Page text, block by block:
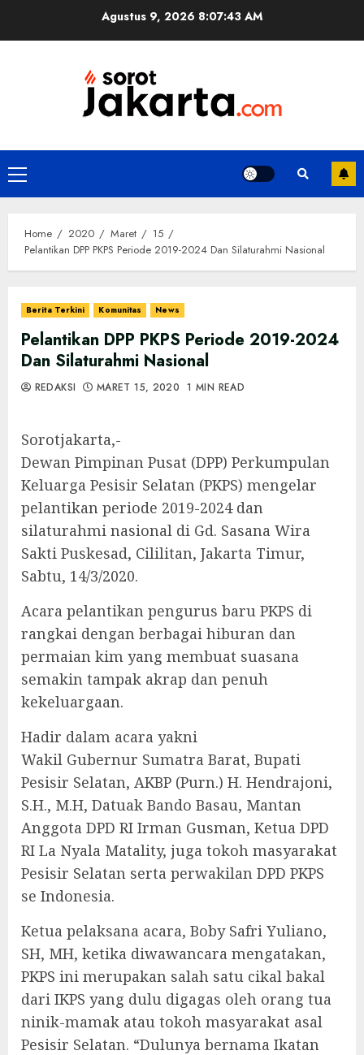
Agustus 9, 2026 8:07:43 AM
Primary
Menu
Home 2020 Maret
15
Pelantikan DPP PKPS Periode 2019-2024 Dan Silaturahmi Nasional
Berita Terkini Komunitas News
Pelantikan DPP PKPS Periode 2019-2024
Dan Silaturahmi Nasional
REDAKSI MARET 15, 2020 1 MIN READ
Sorotjakarta,-
Dewan Pimpinan Pusat (DPP) Perkumpulan
Keluarga Pesisir Selatan (PKPS) mengelar
pelantikan periode 2019-2024 dan
silaturahmi nasional di Gd. Sasana Wira
Sakti Puskesad, Cililitan, Jakarta Timur,
Sabtu, 14/3/2020.
Acara pelantikan pengurus baru PKPS di
rangkai dengan berbagai hiburan dan
permaian kim yang membuat suasana
semakin tampak akrap dan penuh
kekeluargaan.
Hadir dalam acara yakni
Wakil Gubernur Sumatra Barat, Bupati
Pesisir Selatan, AKBP (Purn.) H. Hendrajoni,
S.H., M.H, Datuak Bando Basau, Mantan
Anggota DPD RI Irman Gusman, Ketua DPD
RI La Nyala Matality, juga tokoh masyarakat
Pesisir Selatan serta perwakilan DPD PKPS
se Indonesia.
Ketua pelaksana acara, Boby Safri Yuliano,
SH, MH, ketika diwawancara mengatakan,
PKPS ini merupakan salah satu cikal bakal
dari IKPS yang dulu digagas oleh orang tua
ninik-mamak atau tokoh masyarakat asal
Pesisir Selatan. “Dulunya bernama Ikatan